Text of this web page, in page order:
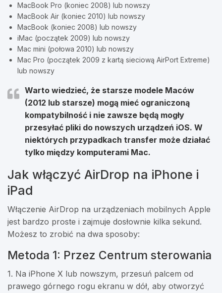
MacBook Pro (koniec 2008) lub nowszy
MacBook Air (koniec 2010) lub nowszy
MacBook (koniec 2008) lub nowszy
iMac (początek 2009) lub nowszy
Mac mini (połowa 2010) lub nowszy
Mac Pro (początek 2009 z kartą sieciową AirPort Extreme)
lub nowszy
Warto wiedzieć, że starsze modele Maców
(2012 lub starsze) mogą mieć ograniczoną
kompatybilność i nie zawsze będą mogły
przesyłać pliki do nowszych urządzeń iOS. W
niektórych przypadkach transfer może działać
tylko między komputerami Mac.
Jak włączyć AirDrop na iPhone i
iPad
Włączenie AirDrop na urządzeniach mobilnych Apple
jest bardzo proste i zajmuje dosłownie kilka sekund.
Możesz to zrobić na dwa sposoby:
Metoda 1: Przez Centrum sterowania
1. Na iPhone X lub nowszym, przesuń palcem od
prawego górnego rogu ekranu w dół, aby otworzyć